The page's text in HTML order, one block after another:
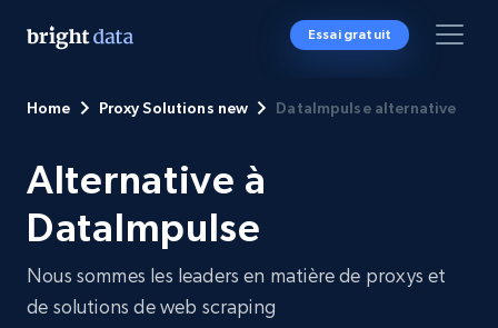
Essai gratuit
Home Proxy Solutions new DataImpulse alternative
Alternative à
DataImpulse
Nous sommes les leaders en matière de proxys et
de solutions de web scraping